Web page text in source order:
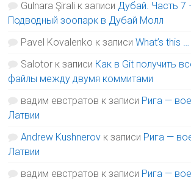
Gulnara Şirali к записи Дубай. Часть 7
Подводный зоопарк в Дубай Молл
Pavel Kovalenko к записиWhat’s this …
Salotor к записи Как в Git получить
файлы между двумя коммитами
вадим евстратов к записи Рига —
Латвии
Andrew Kushnerov к записи Рига —
Латвии
вадим евстратов к записи Рига —